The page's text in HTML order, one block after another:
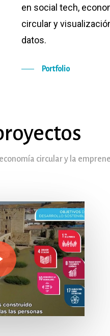
en social tech,
circular y
datos.
Portfolio
circular y la